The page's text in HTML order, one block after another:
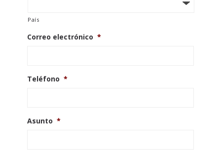
País
Correo electrónico *
Teléfono *
Asunto *